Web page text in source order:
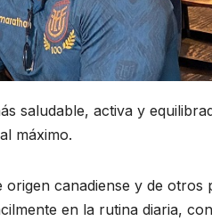
saludable, activa y
máximo.
canadiense y de otros
en la rutina diaria,